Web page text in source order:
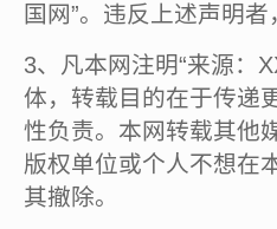
国网”。违反上述声明
3、凡本网注明“来源：
体，转载目的在于传递
性负责。本网转载其他
版权单位或个人不想在
其撤除。